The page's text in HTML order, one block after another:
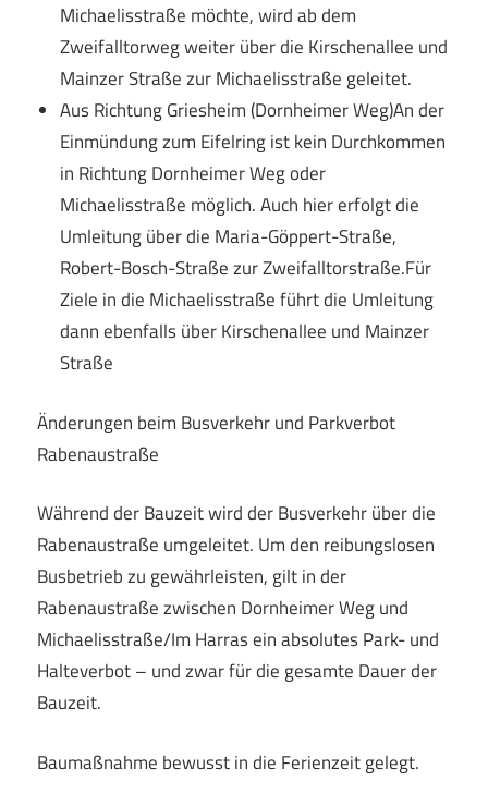
Michaelisstraße möchte, wird ab dem
Zweifalltorweg weiter über die Kirschenallee und
Mainzer Straße zur Michaelisstraße geleitet.
Aus Richtung Griesheim (Dornheimer Weg)An der
Einmündung zum Eifelring ist kein Durchkommen
in Richtung Dornheimer Weg oder
Michaelisstraße möglich. Auch hier erfolgt die
Umleitung über die Maria-Göppert-Straße,
Robert-Bosch-Straße zur Zweifalltorstraße.Für
Ziele in die Michaelisstraße führt die Umleitung
dann ebenfalls über Kirschenallee und Mainzer
Straße
Änderungen beim Busverkehr und Parkverbot
Rabenaustraße
Während der Bauzeit wird der Busverkehr über die
Rabenaustraße umgeleitet. Um den reibungslosen
Busbetrieb zu gewährleisten, gilt in der
Rabenaustraße zwischen Dornheimer Weg und
Michaelisstraße/Im Harras ein absolutes Park- und
Halteverbot – und zwar für die gesamte Dauer der
Bauzeit.
Baumaßnahme bewusst in die Ferienzeit gelegt.